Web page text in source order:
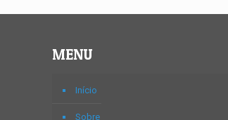
MENU
Início
Sobre